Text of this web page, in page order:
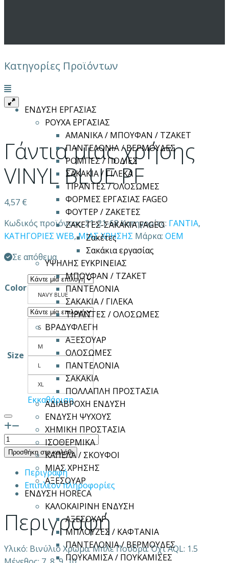
Κατηγορίες Προϊόντων
Μενού
ΕΝΔΥΣΗ ΕΡΓΑΣΙΑΣ
ΡΟΥΧΑ ΕΡΓΑΣΙΑΣ
ΑΜΑΝΙΚΑ / ΜΠΟΥΦΑΝ / ΤΖΑΚΕΤ
ΠΑΝΤΕΛΟΝΙΑ / ΒΕΡΜΟΥΔΕΣ
ΡΟΜΠΕΣ / ΠΟΔΙΕΣ
ΣΑΚΑΚΙΑ / ΓΙΛΕΚΑ
ΤΙΡΑΝΤΕΣ / ΟΛΟΣΩΜΕΣ
ΦΟΡΜΕΣ ΕΡΓΑΣΙΑΣ FAGEO
ΦΟΥΤΕΡ / ΖΑΚΕΤΕΣ
ΖΑΚΕΤΕΣ-ΣΑΚΑΚΙΑ FAGEO
Ζακέτες
Σακάκια εργασίας
ΥΨΗΛΗΣ ΕΥΚΡΙΝΕΙΑΣ
ΜΠΟΥΦΑΝ / ΤΖΑΚΕΤ
ΠΑΝΤΕΛΟΝΙΑ
ΣΑΚΑΚΙΑ / ΓΙΛΕΚΑ
ΤΙΡΑΝΤΕΣ / ΟΛΟΣΩΜΕΣ
ΒΡΑΔΥΦΛΕΓΗ
ΑΞΕΣΟΥΑΡ
ΟΛΟΣΩΜΕΣ
ΠΑΝΤΕΛΟΝΙΑ
ΣΑΚΑΚΙΑ
ΠΟΛΛΑΠΛΗ ΠΡΟΣΤΑΣΙΑ
ΑΔΙΑΒΡΟΧΗ ΕΝΔΥΣΗ
ΕΝΔΥΣΗ ΨΥΧΟΥΣ
ΧΗΜΙΚΗ ΠΡΟΣΤΑΣΙΑ
ΙΣΟΘΕΡΜΙΚΑ
ΚΑΠΕΛΑ / ΣΚΟΥΦΟΙ
ΜΙΑΣ ΧΡΗΣΗΣ
ΑΞΕΣΟΥΑΡ
ΕΝΔΥΣΗ HORECA
ΚΑΛΟΚΑΙΡΙΝΗ ΕΝΔΥΣΗ
ΑΞΕΣΟΥΑΡ
ΜΠΛΟΥΖΕΣ / ΚΑΦΤΑΝΙΑ
ΠΑΝΤΕΛΟΝΙΑ / ΒΕΡΜΟΥΔΕΣ
ΠΟΥΚΑΜΙΣΑ / ΠΟΥΚΑΜΙΣΕΣ
Γάντια μιας χρήσης
VINYL BLUE PF
4,57 €
Κωδικός προϊόντος:21-21-68Κατηγορίες: ΓΑΝΤΙΑ,
ΚΑΤΗΓΟΡΙΕΣ WEB,ΜΙΑΣ ΧΡΗΣΗΣ Μάρκα: OEM
Σε απόθεμα
Color
NAVY BLUE
Size
S
M
L
XL
Εκκαθάριση
Γάντια
μιας
VINYL
BLUE
ποσότητα
Προσθήκη στο καλάθι
Περιγραφή
Επιπλέον πληροφορίες
Περιγραφή
Υλικό: Βινύλιο Χρώμα: Μπλε Πούδρα: Όχι AQL: 1.5